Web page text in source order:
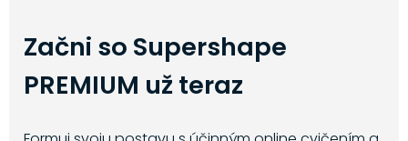
Začni so Supershape
PREMIUM už teraz